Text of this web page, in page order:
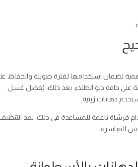
لضمان استخدامها لفترة طويلة والحفاظ
على حافة دلو الطلاء. بعد ذلك، يُفضل غسل
دهانات زيتية.
فرشاة ناعمة للمساعدة في ذلك. بعد
المباشرة.